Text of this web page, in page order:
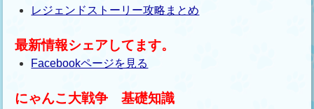
レジェンドストーリー攻略まとめ
最新情報シェアしてます。
Facebookページを見る
にゃんこ大戦争 基礎知識